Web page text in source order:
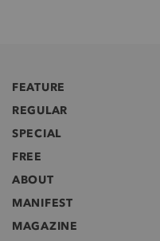
FEATURE
REGULAR
SPECIAL
FREE
ABOUT
MANIFEST
MAGAZINE